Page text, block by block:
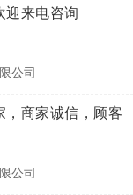
迎来电咨询
公司
，商家诚信，顾客
公司